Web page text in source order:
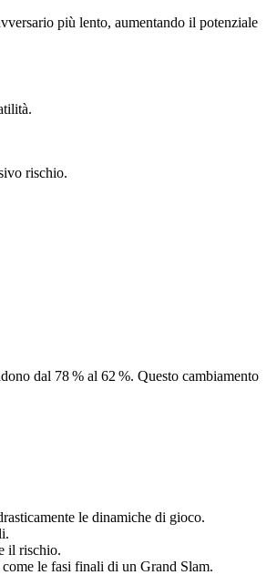
più lento, aumentando il potenziale
rischio.
dal 78 % al 62 %. Questo cambiamento
le dinamiche di gioco.
il rischio.
le fasi finali di un Grand Slam.